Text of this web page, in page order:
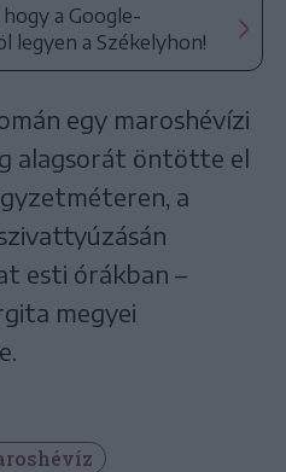
a Google-
legyen a Székelyhon!
egy maroshévízi
alagsorát öntötte el
a
esti órákban –
megyei